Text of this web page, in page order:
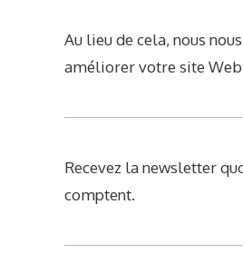
Au lieu de cela, nous
améliorer votre site
Recevez la newsletter
comptent.